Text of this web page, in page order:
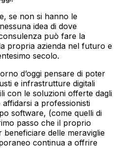
se non si hanno le
idea di dove
può fare la
propria azienda nel futuro e
secolo.
d’oggi pensare di poter
e infrastrutture digitali
con le soluzioni offerte dagli
a professionisti
software, (come quelli di
passo che il proprio
delle meraviglie
continua a offrire